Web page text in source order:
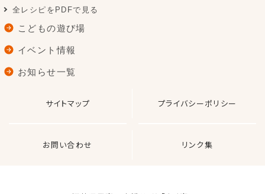
全レシピをPDFで見る
こどもの遊び場
イベント情報
お知らせ一覧
サイトマップ プライバシーポリシー
お問い合わせ リンク集